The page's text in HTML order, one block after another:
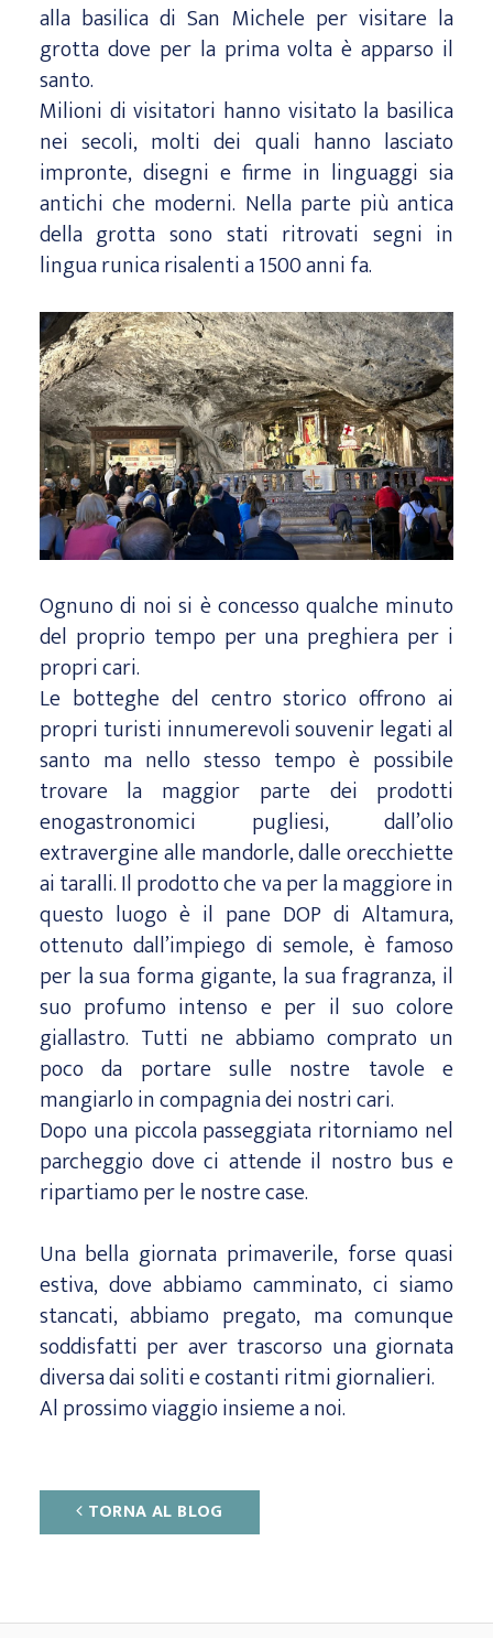
alla basilica di San Michele per visitare la
grotta dove per la prima volta è apparso il
santo.
Milioni di visitatori hanno visitato la basilica
nei secoli, molti dei quali hanno lasciato
impronte, disegni e firme in linguaggi sia
antichi che moderni. Nella parte più antica
della grotta sono stati ritrovati segni in
lingua runica risalenti a 1500 anni fa.
Ognuno di noi si è concesso qualche minuto
del proprio tempo per una preghiera per i
propri cari.
Le botteghe del centro storico offrono ai
propri turisti innumerevoli souvenir legati al
santo ma nello stesso tempo è possibile
trovare la maggior parte dei prodotti
enogastronomici pugliesi, dall’olio
extravergine alle mandorle, dalle orecchiette
ai taralli. Il prodotto che va per la maggiore in
questo luogo è il pane DOP di Altamura,
ottenuto dall’impiego di semole, è famoso
per la sua forma gigante, la sua fragranza, il
suo profumo intenso e per il suo colore
giallastro. Tutti ne abbiamo comprato un
poco da portare sulle nostre tavole e
mangiarlo in compagnia dei nostri cari.
Dopo una piccola passeggiata ritorniamo nel
parcheggio dove ci attende il nostro bus e
ripartiamo per le nostre case.
Una bella giornata primaverile, forse quasi
estiva, dove abbiamo camminato, ci siamo
stancati, abbiamo pregato, ma comunque
soddisfatti per aver trascorso una giornata
diversa dai soliti e costanti ritmi giornalieri.
Al prossimo viaggio insieme a noi.
TORNA AL BLOG